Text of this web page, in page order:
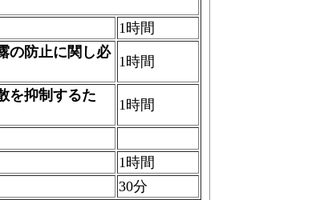
1時間
の防止に関し必
1時間
を抑制するた
1時間
1時間
30分